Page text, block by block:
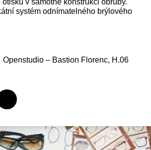
v samotné konstrukci obruby.
systém odnímatelného brýlového
Openstudio – Bastion Florenc, H.06